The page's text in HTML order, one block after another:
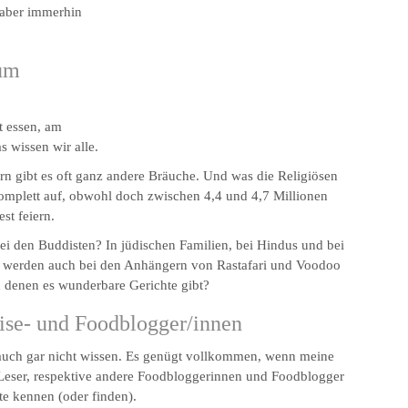
immerhin
essen, am
wissen wir alle.
gibt es oft ganz andere Bräuche. Und was die Religiösen
auf, obwohl doch zwischen 4,4 und 4,7 Millionen
feiern.
den Buddisten? In jüdischen Familien, bei Hindus und bei
auch bei den Anhängern von Rastafari und Voodoo
denen es wunderbare Gerichte gibt?
und Foodblogger/innen
gar nicht wissen. Es genügt vollkommen, wenn meine
respektive andere Foodbloggerinnen und Foodblogger
kennen (oder finden).